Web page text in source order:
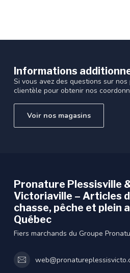
Informations
Si vous avez des questions sur
clientèle pour obtenir nos
Voir nos magasins
Pronature Plessisville
Victoriaville – Articles
chasse, pêche et plein
Québec
Fiers marchands du Groupe